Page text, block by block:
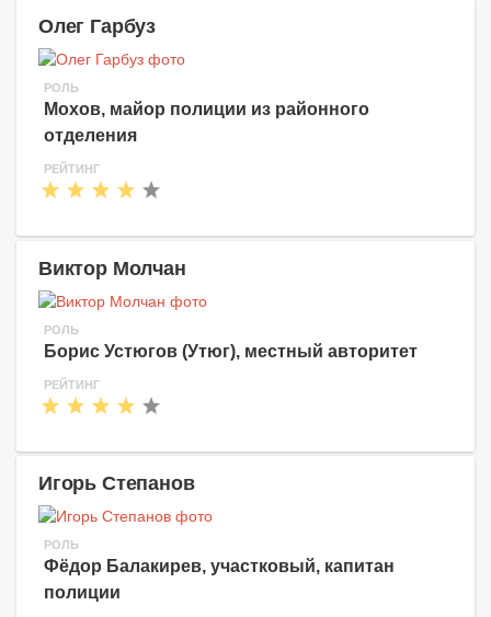
Олег Гарбуз
РОЛЬ
Мохов, майор полиции из районного
отделения
РЕЙТИНГ
Виктор Молчан
РОЛЬ
Борис Устюгов (Утюг), местный авторитет
РЕЙТИНГ
Игорь Степанов
РОЛЬ
Фёдор Балакирев, участковый, капитан
полиции